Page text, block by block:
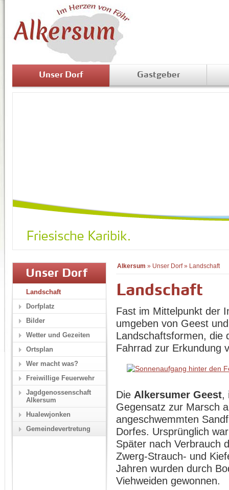
Unser Dorf Gastgeber
Alkersum » Unser Dorf» Landschaft
Landschaft
Fast im Mittelpunkt der
umgeben von Geest
Landschaftsformen, die
Fahrrad zur Erkundung
Die Alkersumer Geest,
Gegensatz zur Marsch
angeschwemmten
Dorfes. Ursprünglich
Später nach Verbrauch
Zwerg-Strauch- und
Jahren wurden durch
Viehweiden gewonnen.
Unser Dorf
Landschaft
Dorfplatz
Bilder
Wetter und Gezeiten
Ortsplan
Wer macht was?
Freiwillige Feuerwehr
Jagdgenossenschaft
Alkersum
Hualewjonken
Gemeindevertretung